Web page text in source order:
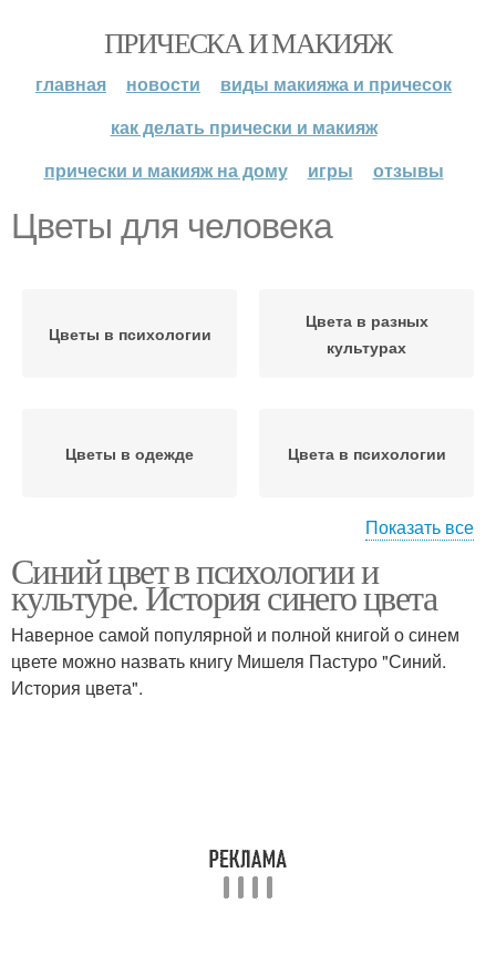
ПРИЧЕСКА И МАКИЯЖ
главная новости
виды макияжа и причесок
как делать прически и макияж
прически и макияж на дому
игры отзывы
Цветы для человека
Цветы в психологии
Цвета в разных
культурах
Цветы в одежде Цвета в психологии
Влияние на человека Цвета в одежде
Цвета в литературе
Показать все
Синий цвет в психологии и
культуре. История синего цвета
Наверное самой популярной и полной книгой о синем
цвете можно назвать книгу Мишеля Пастуро "Синий.
История цвета".